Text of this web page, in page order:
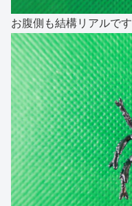
お腹側も結構リアルです